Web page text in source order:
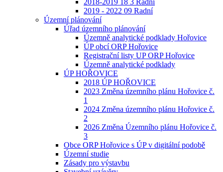
2018-2019 18 3 Radní
2019 - 2022 09 Radní
Územní plánování
Úřad územního plánování
Územně analytické podklady Hořovice
ÚP obcí ORP Hořovice
Registrační listy UP ORP Hořovice
Územně analytické podklady
ÚP HOŘOVICE
2018 ÚP HOŘOVICE
2023 Změna územního plánu Hořovice č.
1
2024 Změna územního plánu Hořovice č.
2
2026 Změna Územního plánu Hořovice č.
3
Obce ORP Hořovice s ÚP v digitální podobě
Územní studie
Zásady pro výstavbu